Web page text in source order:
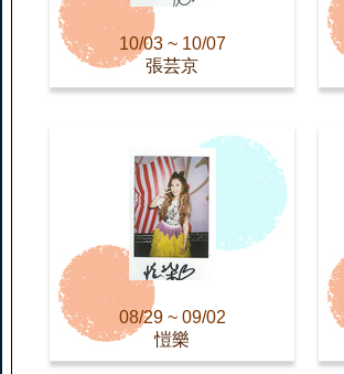
10/03 ~ 10/07
張芸京
08/29 ~ 09/02
愷樂